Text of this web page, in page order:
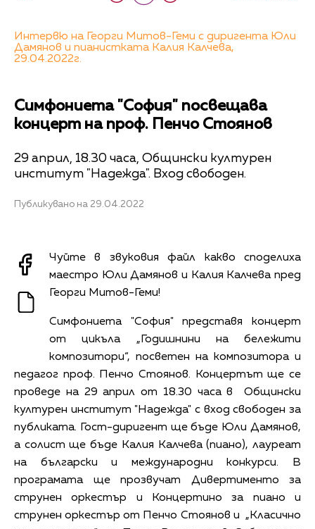
Интервю на Георги Митов-Геми с диригента Юли
Дамянов и пианистката Калия Калчева,
29.04.2022г.
Симфониета "София" посвещава
концерт на проф. Пенчо Стоянов
29 април, 18.30 часа, Общински културен
институт "Надежда". Вход свободен.
Публикувано на 29.04.2022
Чуйте в звуковия файл какво споделиха
маестро Юли Дамянов и Калия Калчева пред
Георги Митов-Геми!
Симфониета "София" представя концерт
от цикъла „Годишнини на бележити
композитори“, посветен на композитора и
педагог проф. Пенчо Стоянов. Концертът ще се
проведе на 29 април от 18.30 часа в Общински
културен институт "Надежда" с вход свободен за
публиката. Гост-диригент ще бъде Юли Дамянов,
а солист ще бъде Калия Калчева (пиано), лауреат
на български и международни конкурси. В
програмата ще прозвучат Дивертименто за
струнен оркестър и Концертино за пиано и
струнен оркестър от Пенчо Стоянов и „Класично